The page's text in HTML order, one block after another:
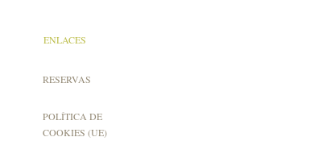
ENLACES
RESERVAS
POLÍTICA DE
COOKIES (UE)